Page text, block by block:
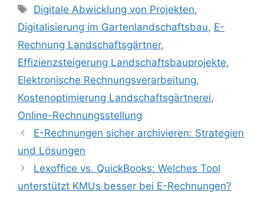
Schlagwörter
Digitale Abwicklung von Projekten,
Digitalisierung im Gartenlandschaftsbau, E-
Rechnung Landschaftsgärtner,
Effizienzsteigerung Landschaftsbauprojekte,
Elektronische Rechnungsverarbeitung,
Kostenoptimierung Landschaftsgärtnerei,
Online-Rechnungsstellung
E-Rechnungen sicher archivieren: Strategien
und Lösungen
Lexoffice vs. QuickBooks: Welches Tool
unterstützt KMUs besser bei E-Rechnungen?